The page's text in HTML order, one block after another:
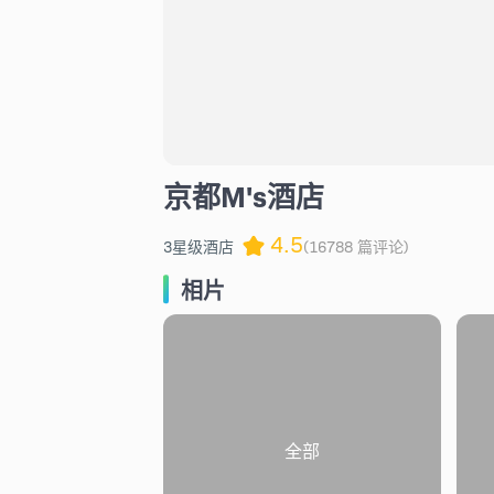
京都M's酒店
3星级酒店 4.5(16788 篇评论)
相片
全部